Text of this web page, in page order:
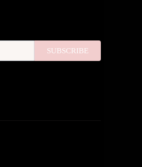
SUBSCRIBE